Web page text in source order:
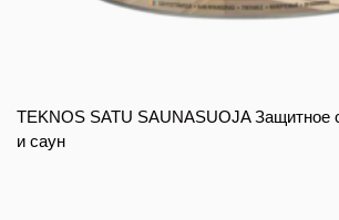
TEKNOS SATU SAUNASUOJA Защитное
и саун